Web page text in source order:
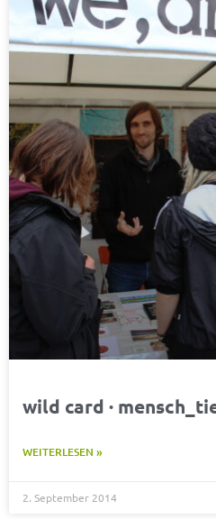
wild card ·
WEITERLESEN »
2. September 2014